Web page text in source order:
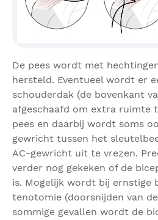
De pees wordt met
hersteld. Eventueel wordt er
schouderdak (de bovenkant
afgeschaafd om extra ruimte
pees en daarbij wordt soms
gewricht tussen het
AC-gewricht uit te vrezen.
verder nog gekeken of de
is. Mogelijk wordt bij ernstige
tenotomie (doorsnijden van
sommige gevallen wordt de